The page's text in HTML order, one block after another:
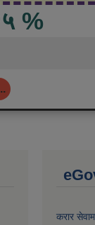
%
करार